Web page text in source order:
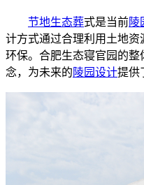
节地生态葬式是当前陵
计方式通过合理利用土地
环保。合肥生态寝官园的
念，为未来的陵园设计提供